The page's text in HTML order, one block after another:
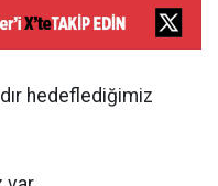
hedeflediğimiz